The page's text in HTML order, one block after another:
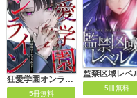
狂愛学園オンライン ―好感度0＝デッドエンド―【タテヨミ】
5冊無料
5冊無料